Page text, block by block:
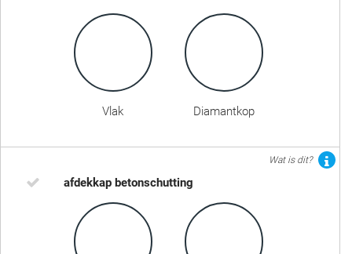
Vlak Diamantkop
Wat is dit?
afdekkap betonschutting